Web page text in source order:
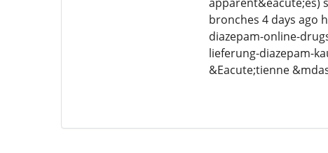
bronches 4 days ago
diazepam-online-
lieferung-diazepam-
&Eacute;tienne